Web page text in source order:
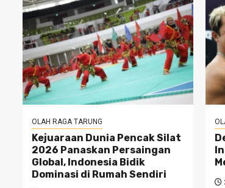
OLAH RAGA TARUNG
Kejuaraan Dunia Pencak Silat
2026 Panaskan Persaingan
Global, Indonesia Bidik
Dominasi di Rumah Sendiri